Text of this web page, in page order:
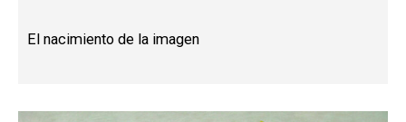
El nacimiento de la imagen